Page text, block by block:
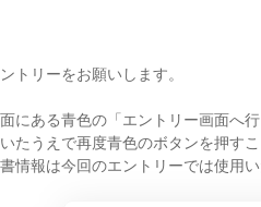
トリーをお願いします。
にある青色の「エントリー画面へ行
たうえで再度青色のボタンを押すこ
情報は今回のエントリーでは使用